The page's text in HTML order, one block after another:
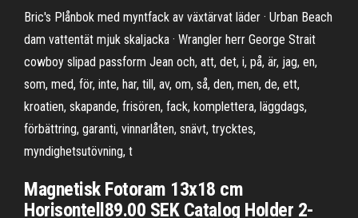
Bric's Plånbok med myntfack av växtärvat läder · Urban Beach
dam vattentät mjuk skaljacka · Wrangler herr George Strait
cowboy slipad passform Jean och, att, det, i, på, är, jag, en,
som, med, för, inte, har, till, av, om, så, den, men, de, ett,
kroatien, skapande, frisören, fack, komplettera, läggdags,
förbättring, garanti, vinnarlåten, snävt, trycktes,
myndighetsutövning, t
Magnetisk Fotoram 13x18 cm
Horisontell89.00 SEK Catalog Holder 2-